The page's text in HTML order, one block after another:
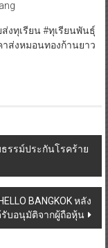
งทุเรียน #ทุเรียนพันธุ์
ส่งหมอนทองก้านยาว
รรม์ประกันโรคร้าย
BANGKOK หลัง
รับอนุมัติจากผู้ถือหุ้น